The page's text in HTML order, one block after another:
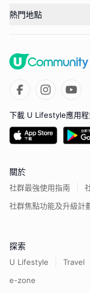
熱門地點
下載 U Lifestyle應用程
關於
社群最強使用指南
社群焦點功能及升級計
探索
U Lifestyle Travel
e-zone